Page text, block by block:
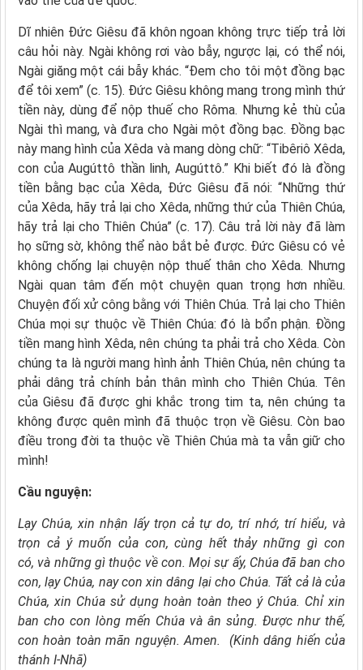
Dĩ nhiên Đức Giêsu đã khôn ngoan không trực tiếp trả lời
câu hỏi này. Ngài không rơi vào bẫy, ngược lại, có thể nói,
Ngài giăng một cái bẫy khác. “Đem cho tôi một đồng bạc
để tôi xem” (c. 15). Đức Giêsu không mang trong mình thứ
tiền này, dùng để nộp thuế cho Rôma. Nhưng kẻ thù của
Ngài thì mang, và đưa cho Ngài một đồng bạc. Đồng bạc
này mang hình của Xêda và mang dòng chữ: “Tibêriô Xêda,
con của Augúttô thần linh, Augúttô.” Khi biết đó là đồng
tiền bằng bạc của Xêda, Đức Giêsu đã nói: “Những thứ
của Xêda, hãy trả lại cho Xêda, những thứ của Thiên Chúa,
hãy trả lại cho Thiên Chúa” (c. 17). Câu trả lời này đã làm
họ sững sờ, không thể nào bắt bẻ được. Đức Giêsu có vẻ
không chống lại chuyện nộp thuế thân cho Xêda. Nhưng
Ngài quan tâm đến một chuyện quan trọng hơn nhiều.
Chuyện đối xử công bằng với Thiên Chúa. Trả lại cho Thiên
Chúa mọi sự thuộc về Thiên Chúa: đó là bổn phận. Đồng
tiền mang hình Xêda, nên chúng ta phải trả cho Xêda. Còn
chúng ta là người mang hình ảnh Thiên Chúa, nên chúng ta
phải dâng trả chính bản thân mình cho Thiên Chúa. Tên
của Giêsu đã được ghi khắc trong tim ta, nên chúng ta
không được quên mình đã thuộc trọn về Giêsu. Còn bao
điều trong đời ta thuộc về Thiên Chúa mà ta vẫn giữ cho
mình!
Cầu nguyện:
Lạy Chúa,xin nhận lấy trọn cả tự do, trí nhớ, trí hiểu, và
trọn cả ý muốn của con,cùng hết thảy những gì con
có, và những gì thuộc về con.Mọi sự ấy, Chúa đã ban cho
con,lạy Chúa, nay con xin dâng lại cho Chúa. Tất cả là của
Chúa,xin Chúa sử dụng hoàn toàn theo ý Chúa. Chỉ xin
ban cho con lòng mến Chúa và ân sủng. Được như thế,
con hoàn toàn mãn nguyện. Amen. (Kinh dâng hiến của
thánh I-Nhã)